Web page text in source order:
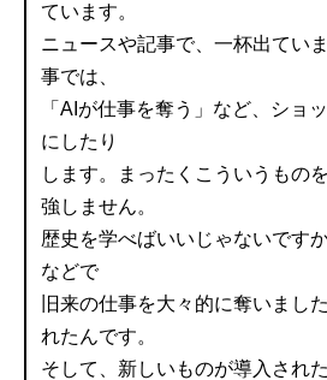
ています。
ニュースや記事で、一杯出てい
事では、
「AIが仕事を奪う」など、ショ
にしたり
します。まったくこういうもの
強しません。
歴史を学べばいいじゃないです
などで
旧来の仕事を大々的に奪いまし
れたんです。
そして、新しいものが導入され